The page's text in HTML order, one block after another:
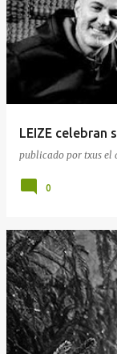
LEIZE celebran
publicado por txus el
0